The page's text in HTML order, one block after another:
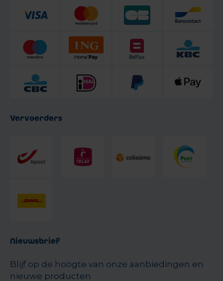
Vervoerders
Nieuwsbrief
Blijf op de hoogte van onze aanbiedingen en
nieuwe producten